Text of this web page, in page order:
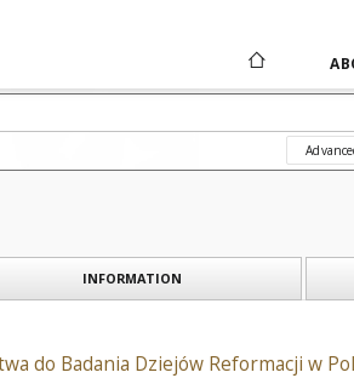
INFORMATION
do Badania Dziejów Reformacji w